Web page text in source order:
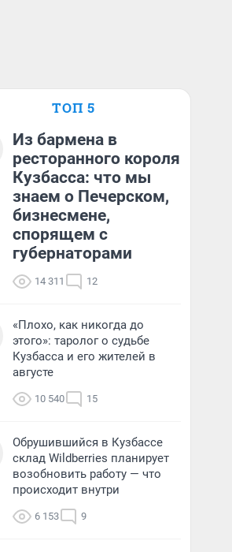
ТОП 5
Из бармена в
ресторанного короля
Кузбасса: что мы
знаем о Печерском,
бизнесмене,
спорящем с
губернаторами
14 311 12
«Плохо, как никогда до
этого»: таролог о судьбе
Кузбасса и его жителей в
августе
10 540 15
Обрушившийся в Кузбассе
склад Wildberries планирует
возобновить работу — что
происходит внутри
6 153 9